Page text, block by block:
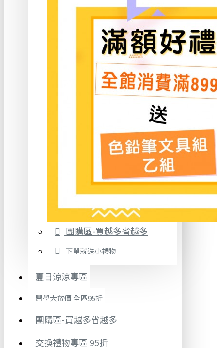
團購區-買越多省越多
下單就送小禮物
夏日涼涼專區
開學大放價 全區95折
團購區-買越多省越多
交換禮物專區 95折